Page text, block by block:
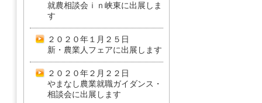
就農相談会ｉｎ峡東に出展しま
す
２０２０年１月２５日
新・農業人フェアに出展します
２０２０年２月２２日
やまなし農業就職ガイダンス・
相談会に出展します